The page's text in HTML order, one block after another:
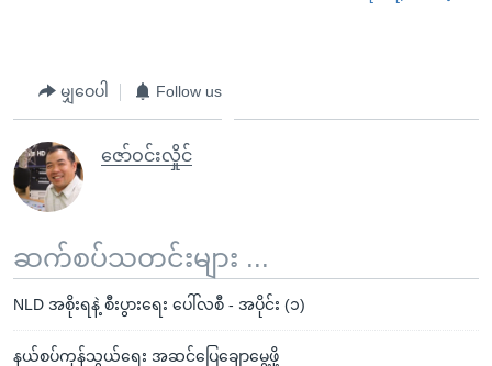
မျှဝေပါ Follow us
ဇော်ဝင်းလှိုင်
ဆက်စပ်သတင်းများ ...
NLD အစိုးရနဲ့ စီးပွားရေး ပေါ်လစီ - အပိုင်း (၁)
နယ်စပ်ကုန်သွယ်ရေး အဆင်ပြေချောမွေ့ဖို့